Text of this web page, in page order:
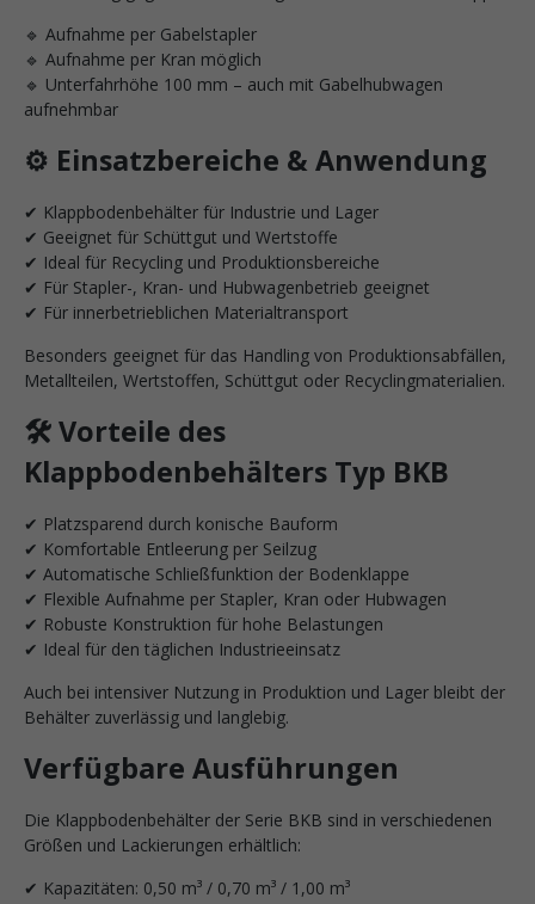
🔹 Aufnahme per Gabelstapler
🔹 Aufnahme per Kran möglich
🔹 Unterfahrhöhe 100 mm – auch mit Gabelhubwagen
aufnehmbar
⚙️ Einsatzbereiche & Anwendung
✔ Klappbodenbehälter für Industrie und Lager
✔ Geeignet für Schüttgut und Wertstoffe
✔ Ideal für Recycling und Produktionsbereiche
✔ Für Stapler-, Kran- und Hubwagenbetrieb geeignet
✔ Für innerbetrieblichen Materialtransport
Besonders geeignet für das Handling von Produktionsabfällen,
Metallteilen, Wertstoffen, Schüttgut oder Recyclingmaterialien.
🛠️ Vorteile des
Klappbodenbehälters Typ BKB
✔ Platzsparend durch konische Bauform
✔ Komfortable Entleerung per Seilzug
✔ Automatische Schließfunktion der Bodenklappe
✔ Flexible Aufnahme per Stapler, Kran oder Hubwagen
✔ Robuste Konstruktion für hohe Belastungen
✔ Ideal für den täglichen Industrieeinsatz
Auch bei intensiver Nutzung in Produktion und Lager bleibt der
Behälter zuverlässig und langlebig.
Verfügbare Ausführungen
Die Klappbodenbehälter der Serie BKB sind in verschiedenen
Größen und Lackierungen erhältlich:
✔ Kapazitäten: 0,50 m³ / 0,70 m³ / 1,00 m³